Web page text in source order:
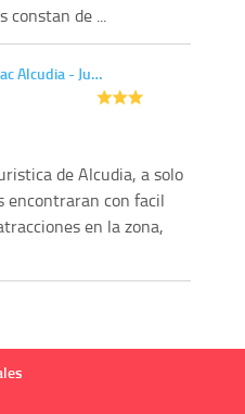
constan de ...
Alcudia - Ju…
de Alcudia, a solo
encontraran con facil
en la zona,